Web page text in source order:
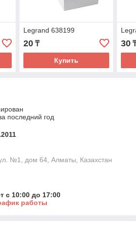
Legrand 638199
20₸
Купить
30
последний год
№1, дом 64, Алматы, Казахстан
с 10:00 до 17:00
работы